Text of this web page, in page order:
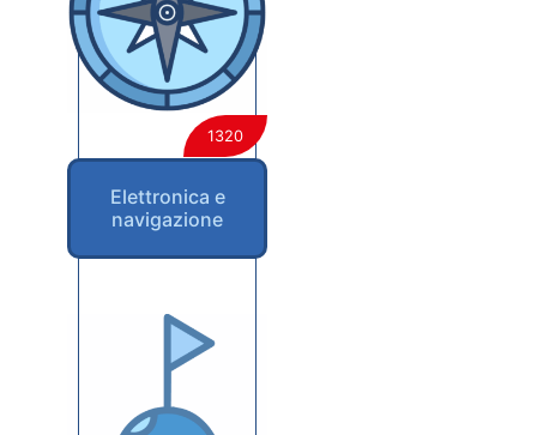
1320
Elettronica e
navigazione